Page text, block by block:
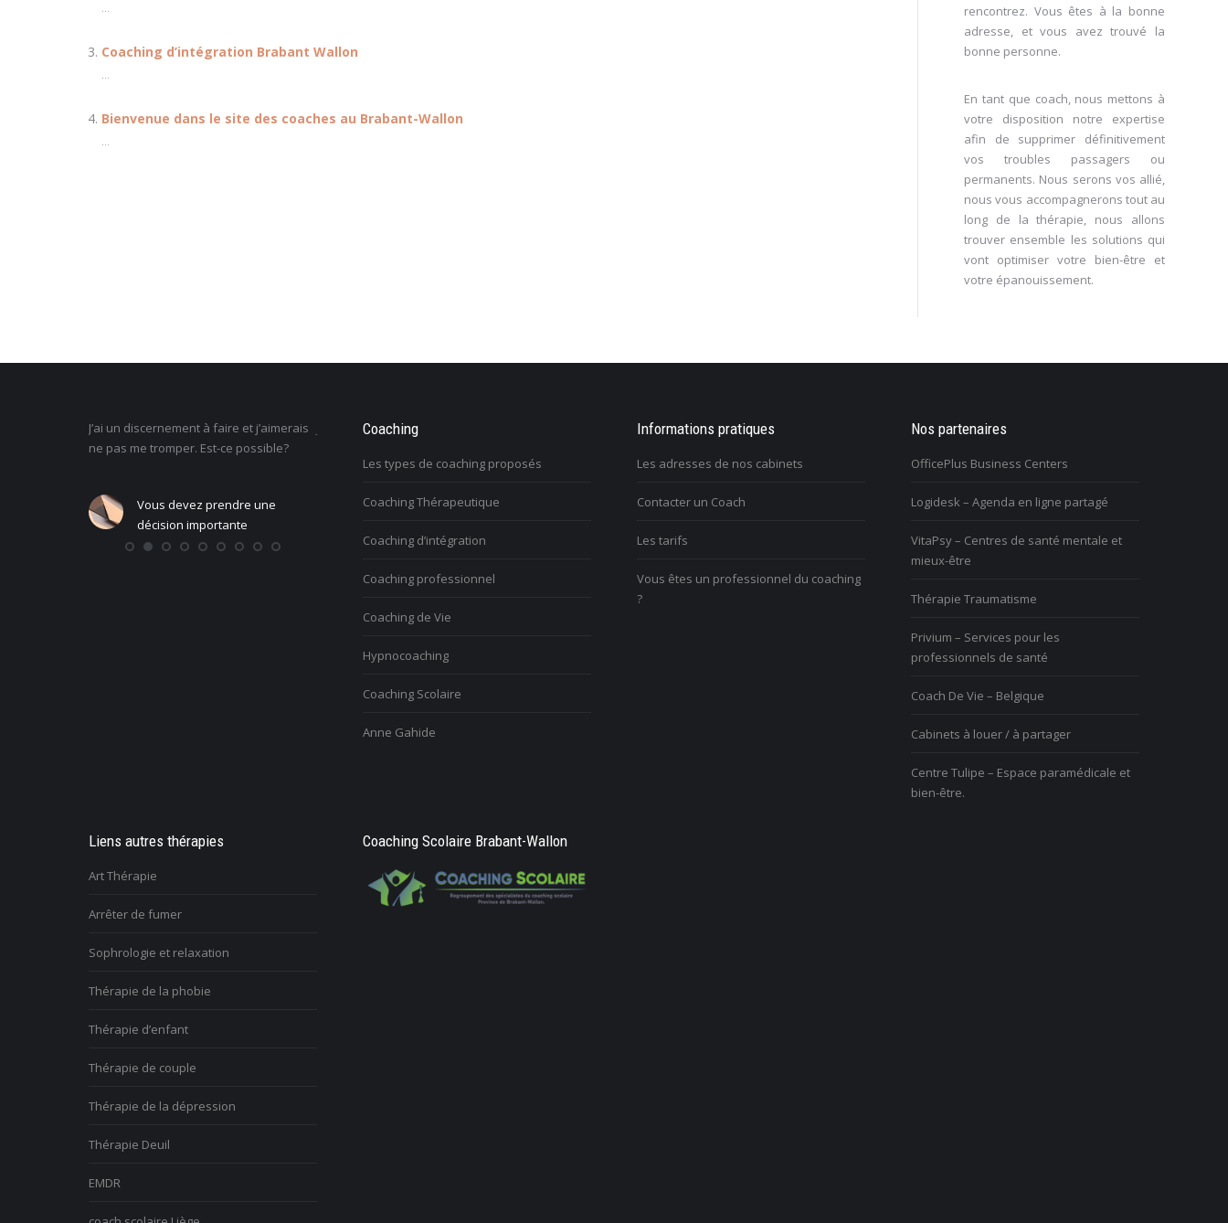
...
Coaching d’intégration Brabant Wallon
...
Bienvenue dans le site des coaches au Brabant-Wallon
...
rencontrez. Vous êtes à la bonne
adresse, et vous avez trouvé la
bonne personne.
En tant que coach, nous mettons à
votre disposition notre expertise
afin de supprimer définitivement
vos troubles passagers ou
permanents. Nous serons vos allié,
nous vous accompagnerons tout au
long de la thérapie, nous allons
trouver ensemble les solutions qui
vont optimiser votre bien-être et
votre épanouissement.
J’ai un discernement à faire et j’aimerais
ne pas me tromper. Est-ce possible?
Vous devez prendre une
décision importante
Je ne sais pas ce que je veux faire dans
Vous voulez trouver votre voix
Une tuile m’est tombée dessus et j’ai
personnelle
On m’impose une nouvelle façon de
issue?
changement et vous êtes mal à
Je suis retraité et je ressens un grand
rendre utile?
changement et vous êtes mal à
Coaching
Les types de coaching proposés
Coaching Thérapeutique
Coaching d’intégration
Coaching professionnel
Coaching de Vie
Hypnocoaching
Coaching Scolaire
Anne Gahide
Informations pratiques
Les adresses de nos cabinets
Contacter un Coach
Les tarifs
Vous êtes un professionnel du coaching
?
Nos partenaires
OfficePlus Business Centers
Logidesk – Agenda en ligne partagé
VitaPsy – Centres de santé mentale et
mieux-être
Thérapie Traumatisme
Privium – Services pour les
professionnels de santé
Coach De Vie – Belgique
Cabinets à louer / à partager
Centre Tulipe – Espace paramédicale et
bien-être.
Liens autres thérapies
Art Thérapie
Arrêter de fumer
Sophrologie et relaxation
Thérapie de la phobie
Thérapie d’enfant
Thérapie de couple
Thérapie de la dépression
Thérapie Deuil
EMDR
Coaching Scolaire Brabant-Wallon